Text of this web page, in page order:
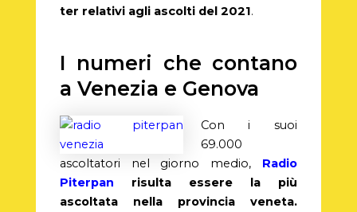
ter relativi agli ascolti del 2021.
I numeri che contano
a Venezia e Genova
Con i suoi
69.000
ascoltatori nel giorno medio, Radio
Piterpan
risulta essere la più
ascoltata nella provincia veneta.